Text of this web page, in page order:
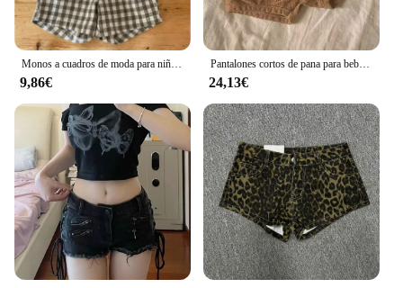
Monos a cuadros de moda para niño y niña, pantalones cortos con tirantes que combinan con todo, pantalones cortos de lino y algodón simples finos de verano para bebé
9,86€
Pantalones cortos de pana para bebé, Shorts de color liso, acanalados, a la moda, novedad de otoño, 2024
24,13€